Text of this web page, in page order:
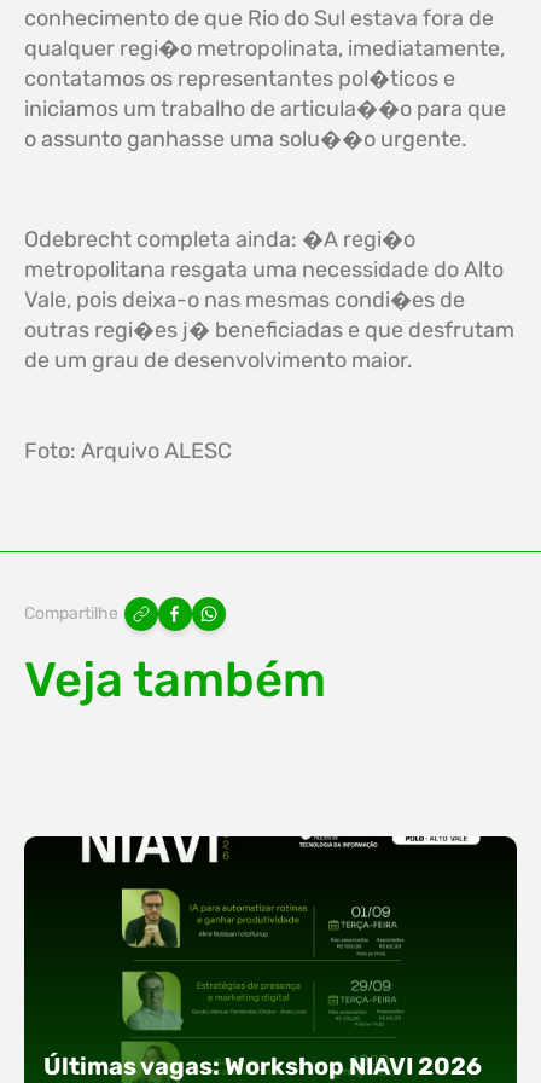
conhecimento de que Rio do Sul estava fora de
qualquer regi�o metropolinata, imediatamente,
contatamos os representantes pol�ticos e
iniciamos um trabalho de articula��o para que
o assunto ganhasse uma solu��o urgente.
Odebrecht completa ainda: �A regi�o
metropolitana resgata uma necessidade do Alto
Vale, pois deixa-o nas mesmas condi�es de
outras regi�es j� beneficiadas e que desfrutam
de um grau de desenvolvimento maior.
Foto: Arquivo ALESC
Compartilhe
Veja também
Últimas vagas: Workshop NIAVI 2026